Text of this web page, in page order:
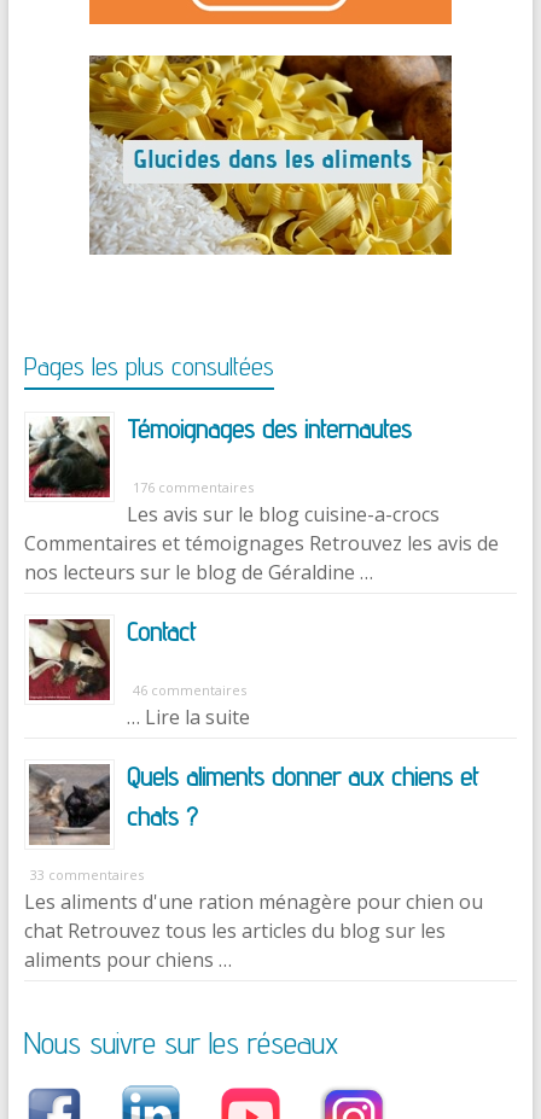
Pages les plus consultées
Témoignages des internautes
176 commentaires
Les avis sur le blog cuisine-a-crocs
Commentaires et témoignages Retrouvez les avis de
nos lecteurs sur le blog de Géraldine …
Contact
46 commentaires
… Lire la suite
Quels aliments donner aux chiens et
chats ?
33 commentaires
Les aliments d'une ration ménagère pour chien ou
chat Retrouvez tous les articles du blog sur les
aliments pour chiens …
Nous suivre sur les réseaux